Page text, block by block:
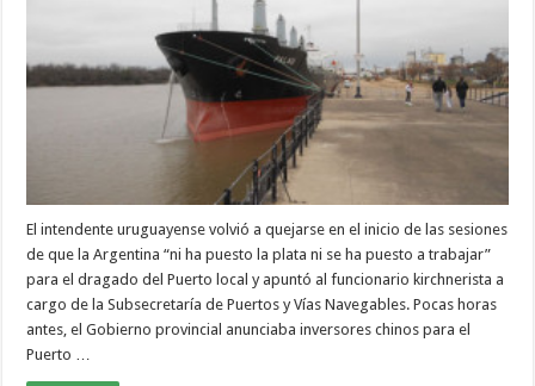
El intendente uruguayense volvió a quejarse en el inicio de las sesiones
de que la Argentina “ni ha puesto la plata ni se ha puesto a trabajar”
para el dragado del Puerto local y apuntó al funcionario kirchnerista a
cargo de la Subsecretaría de Puertos y Vías Navegables. Pocas horas
antes, el Gobierno provincial anunciaba inversores chinos para el
Puerto …